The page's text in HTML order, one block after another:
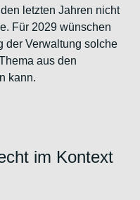
letzten Jahren nicht
Für 2029 wünschen
der Verwaltung solche
aus den
kann.
im Kontext